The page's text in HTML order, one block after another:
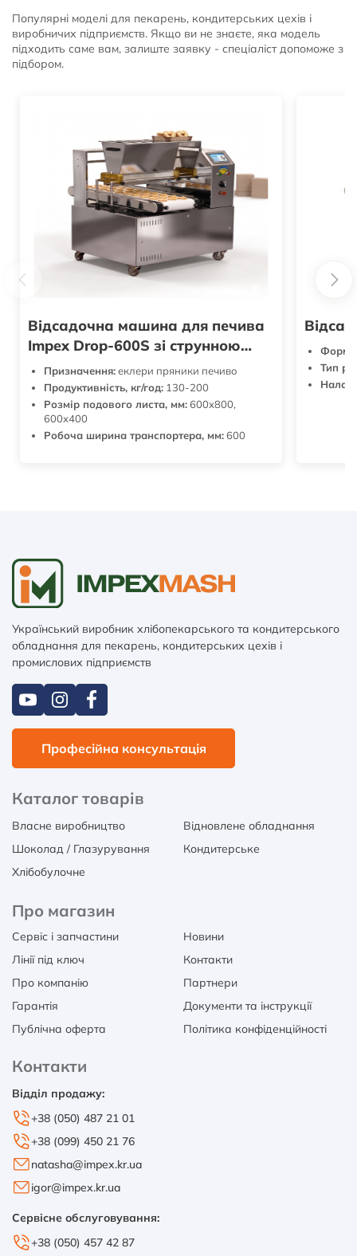
Популярні моделі для пекарень, кондитерських цехів і
виробничих підприємств. Якщо ви не знаєте, яка модель
підходить саме вам, залиште заявку - спеціаліст допоможе з
підбором.
Відсадочна машина для печива
Impex Drop-600S зі струнною
різкою
Призначення:еклери пряники печиво
Продуктивність, кг/год: 130-200
Розмір подового листа, мм:600х800,
600х400
Робоча ширина транспортера, мм:600
Тип
Український виробник хлібопекарського та кондитерського
обладнання для пекарень, кондитерських цехів і
промислових підприємств
Професійна консультація
Каталог товарів
Власне виробництво
Відновлене обладнання
Шоколад / Глазурування
Кондитерське
Хлібобулочне
Про магазин
Сервіс і запчастини
Новини
Лінії під ключ
Контакти
Про компанію
Партнери
Гарантія
Документи та інструкції
Публічна оферта
Політика конфіденційності
Контакти
Відділ продажу:
+38 (050) 487 21 01
+38 (099) 450 21 76
natasha@impex.kr.ua
igor@impex.kr.ua
Сервісне обслуговування:
+38 (050) 457 42 87